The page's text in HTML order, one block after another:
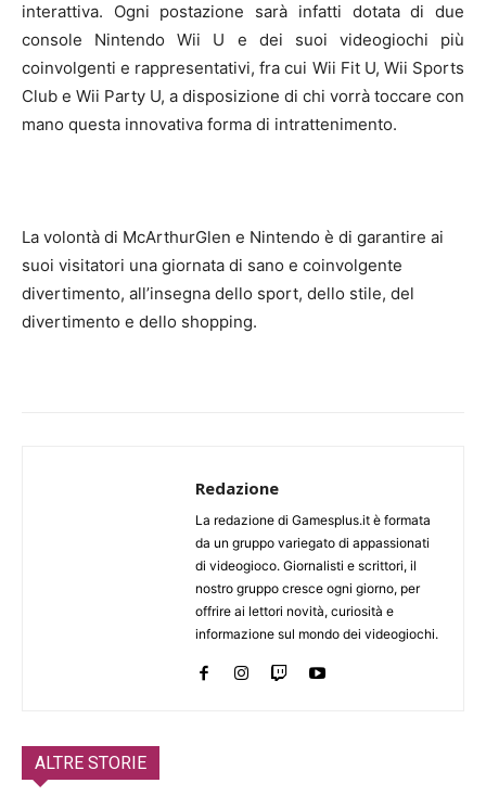
interattiva. Ogni postazione sarà infatti dotata di due
console Nintendo Wii U e dei suoi videogiochi più
coinvolgenti e rappresentativi, fra cui Wii Fit U, Wii Sports
Club e Wii Party U, a disposizione di chi vorrà toccare con
mano questa innovativa forma di intrattenimento.
La volontà di McArthurGlen e Nintendo è di garantire ai
suoi visitatori una giornata di sano e coinvolgente
divertimento, all’insegna dello sport, dello stile, del
divertimento e dello shopping.
Redazione
La redazione di Gamesplus.it è formata
da un gruppo variegato di appassionati
di videogioco. Giornalisti e scrittori, il
nostro gruppo cresce ogni giorno, per
offrire ai lettori novità, curiosità e
informazione sul mondo dei videogiochi.
ALTRE STORIE